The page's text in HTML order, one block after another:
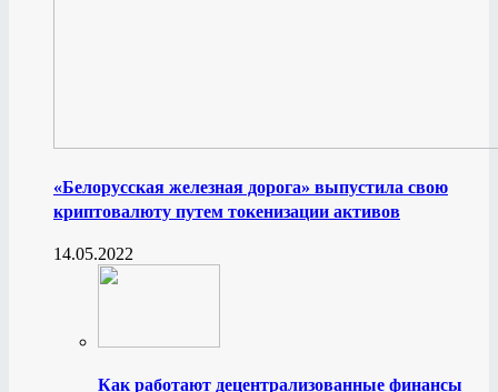
«Белорусская железная дорога» выпустила свою
криптовалюту путем токенизации активов
14.05.2022
Как работают децентрализованные финансы